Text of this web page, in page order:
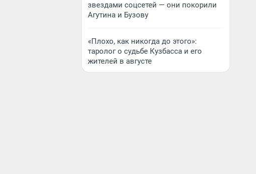
звездами соцсетей — они покорили
Агутина и Бузову
«Плохо, как никогда до этого»:
таролог о судьбе Кузбасса и его
жителей в августе